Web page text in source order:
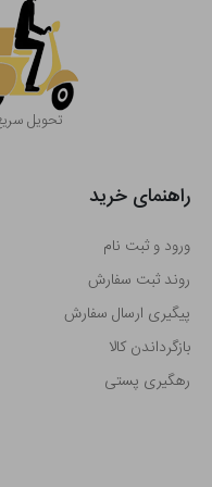
تحویل
راهنمای خرید
ورود و ثبت نام
روند ثبت سفارش
پیگیری ارسال سفارش
بازگرداندن کالا
رهگیری پستی